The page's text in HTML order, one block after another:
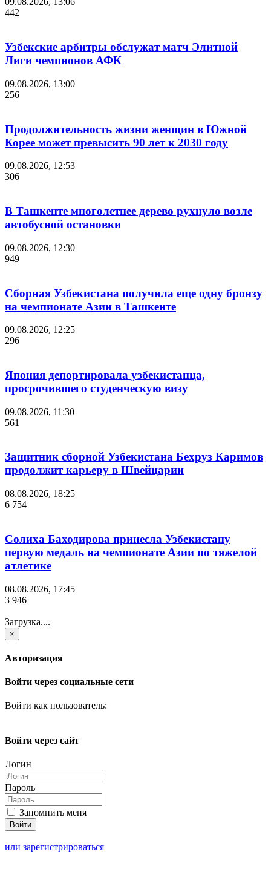
442
Узбекские арбитры обслужат матч Элитной
Лиги чемпионов АФК
09.08.2026, 13:00
256
Продолжительность жизни женщин в Южной
Корее может превысить 90 лет к 2030 году
09.08.2026, 12:53
306
В Ташкенте многолетнее дерево рухнуло возле
автобусной остановки
09.08.2026, 12:30
949
Сборная Узбекистана получила еще одну бронзу
на чемпионате Азии в Ташкенте
09.08.2026, 12:25
296
Япония депортировала узбекистанца,
просрочившего студенческую визу
09.08.2026, 11:30
561
Защитник сборной Узбекистана Бехруз Каримов
продолжит карьеру в Швейцарии
08.08.2026, 18:25
6 754
Солиха Баходирова принесла Узбекистану
первую медаль на чемпионате Азии по тяжелой
атлетике
08.08.2026, 17:45
3 946
Загрузка....
×
Авторизация
Войти через социальные сети
Войти как пользователь:
Войти через сайт
Логин
Пароль
Запомнить меня
или зарегистрироваться